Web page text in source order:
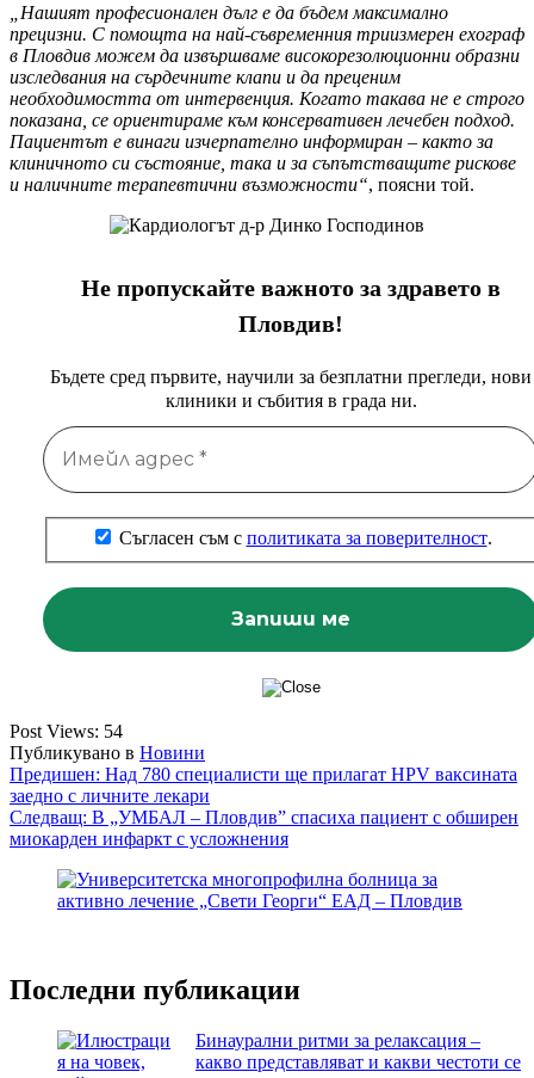
„Нашият професионален дълг е да бъдем максимално
прецизни. С помощта на най-съвременния триизмерен ехограф
в Пловдив можем да извършваме високорезолюционни образни
изследвания на сърдечните клапи и да преценим
необходимостта от интервенция. Когато такава не е строго
показана, се ориентираме към консервативен лечебен подход.
Пациентът е винаги изчерпателно информиран – както за
клиничното си състояние, така и за съпътстващите рискове
и наличните терапевтични възможности“, поясни той.
Не пропускайте важното за здравето в
Пловдив!
Бъдете сред първите, научили за безплатни прегледи, нови
клиники и събития в града ни.
Съгласен съм с политиката за поверителност.
Post Views: 54
Публикувано в Новини
Навигация
Предишен: Над 780 специалисти ще прилагат HPV ваксината
заедно с личните лекари
Следващ: В „УМБАЛ – Пловдив” спасиха пациент с обширен
миокарден инфаркт с усложнения
Последни публикации
Бинаурални ритми за релаксация –
какво представляват и какви честоти се